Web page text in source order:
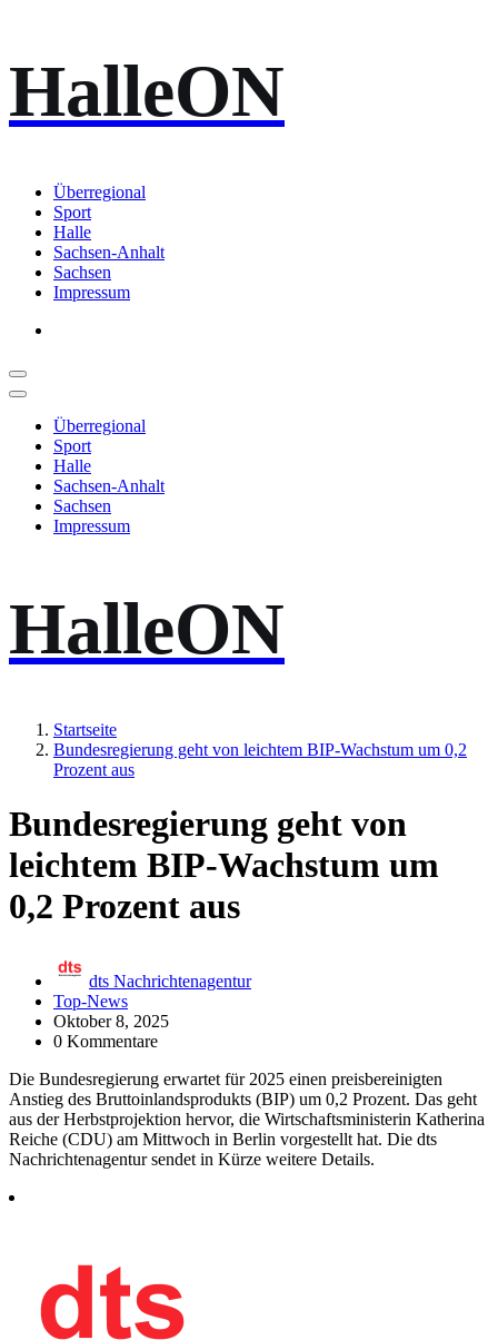
Inhalt
springen
HalleON
Überregional
Sport
Halle
Sachsen-Anhalt
Sachsen
Impressum
Überregional
Sport
Halle
Sachsen-Anhalt
Sachsen
Impressum
HalleON
Startseite
Bundesregierung geht von leichtem BIP-Wachstum um 0,2
Prozent aus
Bundesregierung geht von
leichtem BIP-Wachstum um
0,2 Prozent aus
dts Nachrichtenagentur
Top-News
Oktober 8, 2025
0 Kommentare
Die Bundesregierung erwartet für 2025 einen preisbereinigten
Anstieg des Bruttoinlandsprodukts (BIP) um 0,2 Prozent. Das geht
aus der Herbstprojektion hervor, die Wirtschaftsministerin Katherina
Reiche (CDU) am Mittwoch in Berlin vorgestellt hat. Die dts
Nachrichtenagentur sendet in Kürze weitere Details.